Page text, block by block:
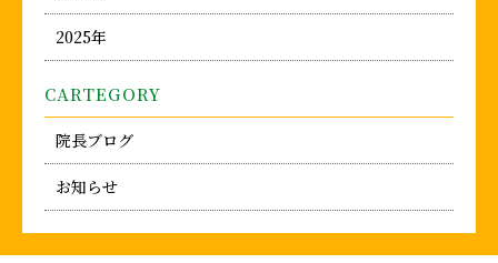
2025年
CARTEGORY
院長ブログ
お知らせ